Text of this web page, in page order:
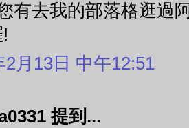
有去我的部落格逛過
2月13日 中午12:51
提到...